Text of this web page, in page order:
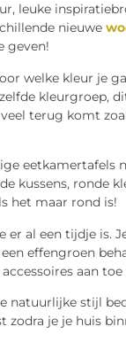
leuke
nieuwe
geven!
welke kleur je
kleurgroep,
terug komt
eetkamertafels
kussens, ronde
het maar rond is!
al een tijdje is.
effengroen
aan toe
natuurlijke stijl
je je huis